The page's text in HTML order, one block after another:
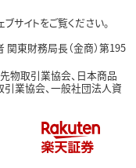
サイトをご覧ください。
東財務局長（金商）第195
物取引業協会、日本商品
業協会、一般社団法人資
ート
ート